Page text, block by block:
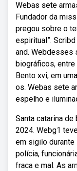
Webas sete
Fundador da
pregou sobre o
espiritual”.
and. Webdesses
biográficos, entre
Bento xvi, em
os. Webas sete
espelho e
Santa catarina
2024. Webg1
em sigilo durante
polícia,
fraca e mal. As